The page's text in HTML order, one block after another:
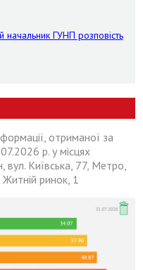
ГУНП розповість
отриманої за
р. у місцях
Київська, 77, Метро,
Житній ринок, 1